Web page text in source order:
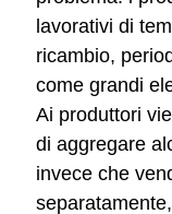
lavorativi di
ricambio,
come grandi
Ai produttori
di aggregare
invece che